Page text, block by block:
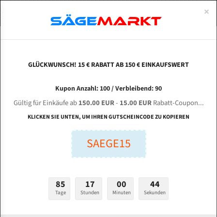
TRUPRO BS - 4033 FHA für 4242 mm Bi-Metall
Bandsägeblätter
Länge (mm):
Stärken + Zahnteilung:
mm
ABOUTS
ENGLISH
Bi-Metall Meterware
Fleischerei Bandsägeblätter
Bandmesser Glatt Meterware
Konvex Meterware
×
GLÜCKWUNSCH! 15 € RABATT AB 150 € EINKAUFSWERT
Kupon Anzahl: 100 / Verbleibend: 90
Gültig für Einkäufe ab150.00 EUR- 15.00 EURRabatt-Coupon...
KLICKEN SIE UNTEN, UM IHREN GUTSCHEINCODE ZU KOPIEREN
SAEGE15
85
Tage
17
Stunden
00
Minuten
43
Sekunden